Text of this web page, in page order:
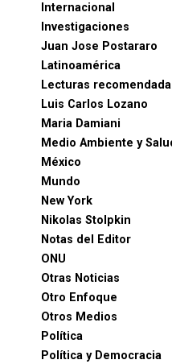
Internacional
Investigaciones
Juan Jose Postararo
Latinoamérica
Lecturas
Luis Carlos Lozano
Maria Damiani
Medio Ambiente y
México
Mundo
New York
Nikolas Stolpkin
Notas del Editor
ONU
Otras Noticias
Otro Enfoque
Otros Medios
Política
Política y Democracia